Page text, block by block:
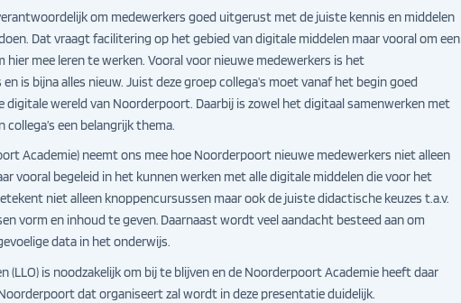
om medewerkers goed uitgerust met de juiste kennis en middelen
Dat vraagt facilitering op het gebied van digitale middelen maar vooral om een
hier mee leren te werken. Vooral voor nieuwe medewerkers is het
is bijna alles nieuw. Juist deze groep collega’s moet vanaf het begin goed
digitale wereld van Noorderpoort. Daarbij is zowel het digitaal samenwerken met
een belangrijk thema.
Academie) neemt ons mee hoe Noorderpoort nieuwe medewerkers niet alleen
vooral begeleid in het kunnen werken met alle digitale middelen die voor het
niet alleen knoppencursussen maar ook de juiste didactische keuzes t.a.v.
vorm en inhoud te geven. Daarnaast wordt veel aandacht besteed aan om
data in het onderwijs.
(LLO) is noodzakelijk om bij te blijven en de Noorderpoort Academie heeft daar
dat organiseert zal wordt in deze presentatie duidelijk.